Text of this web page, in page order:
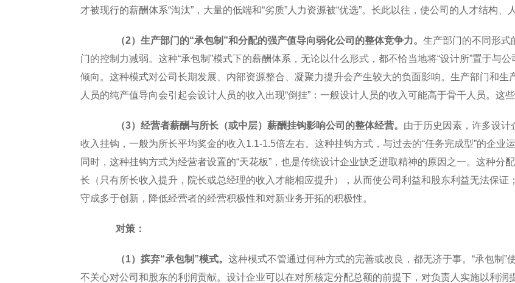
才被现行的薪酬体系“淘汰”，大量的低端和“劣质”人力资源被“优选”。长此以往，使公司的人才结构
（2）生产部门的“承包制”和分配的强产值导向弱化公司的整体竞争力。 生产部门的不同形式
门的控制力减弱。这种“承包制”模式下的薪酬体系，无论以什么形式，都不恰当地将“设计所”置于与
倾向。这种模式对公司长期发展、内部资源整合、凝聚力提升会产生较大的负面影响。生产部门和
人员的纯产值导向会引起会设计人员的收入出现“倒挂”：一般设计人员的收入可能高于骨干人员。这
（3）经营者薪酬与所长（或中层）薪酬挂钩影响公司的整体经营。 由于历史因素，许多设
收入挂钩，一般为所长平均奖金的收入1.1-1.5倍左右。这种挂钩方式，与过去的“任务完成型”的企业
同时，这种挂钩方式为经营者设置的“天花板”，也是传统设计企业缺乏进取精神的原因之一。这种分
长（只有所长收入提升，院长或总经理的收入才能相应提升），从而使公司利益和股东利益无法保
守成多于创新，降低经营者的经营积极性和对新业务开拓的积极性。
对策：
（1）摈弃“承包制”模式。 这种模式不管通过何种方式的完善或改良，都无济于事。“承包制”
不关心对公司和股东的利润贡献。设计企业可以在对所核定分配总额的前提下，对负责人实施以利润